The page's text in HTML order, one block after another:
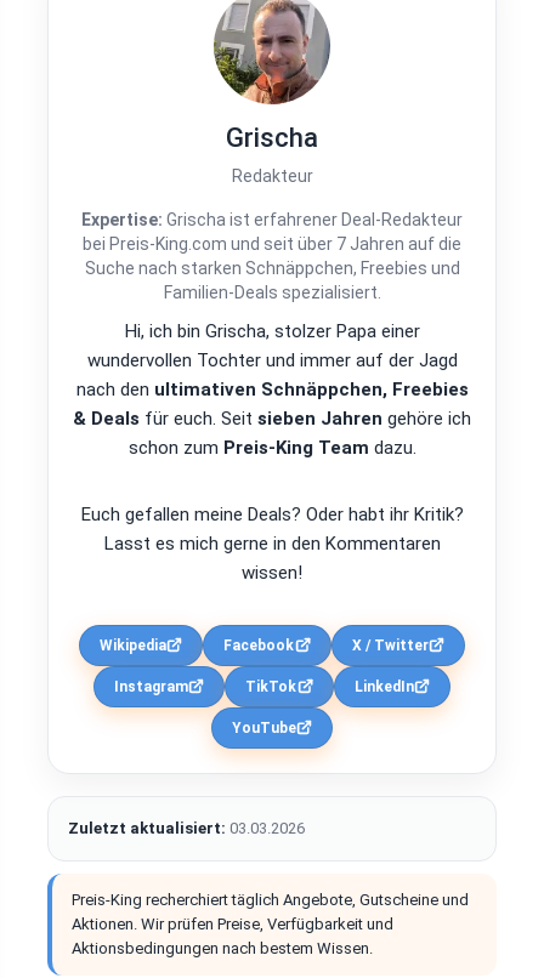
Grischa
Redakteur
Expertise: Grischa ist erfahrener Deal-Redakteur
bei Preis-King.com und seit über 7 Jahren auf die
Suche nach starken Schnäppchen, Freebies und
Familien-Deals spezialisiert.
Hi, ich bin Grischa, stolzer Papa einer
wundervollen Tochter und immer auf der Jagd
nach den ultimativen Schnäppchen, Freebies
& Deals für euch. Seit sieben Jahren gehöre ich
schon zum Preis-King Team dazu.
Euch gefallen meine Deals? Oder habt ihr Kritik?
Lasst es mich gerne in den Kommentaren
wissen!
Wikipedia Facebook X / Twitter
Instagram TikTok LinkedIn
YouTube
Zuletzt aktualisiert: 03.03.2026
Preis-King recherchiert täglich Angebote, Gutscheine und
Aktionen. Wir prüfen Preise, Verfügbarkeit und
Aktionsbedingungen nach bestem Wissen.